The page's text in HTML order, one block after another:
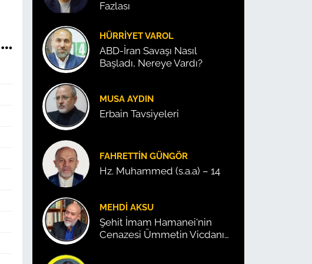
Fazlası
HÜRRIYET VAROL
ABD-İran Savaşı Nasıl
Başladı, Nereye Vardı?
MUSA AYDIN
Erbain Tavsiyeleri
FAHRETTIN GÜNGÖR
Hz. Muhammed (s.a.a) – 14
MEHDI AKSU
Şehit İmam Hamanei'nin
Cenazesi Ümmetin Vicdanını